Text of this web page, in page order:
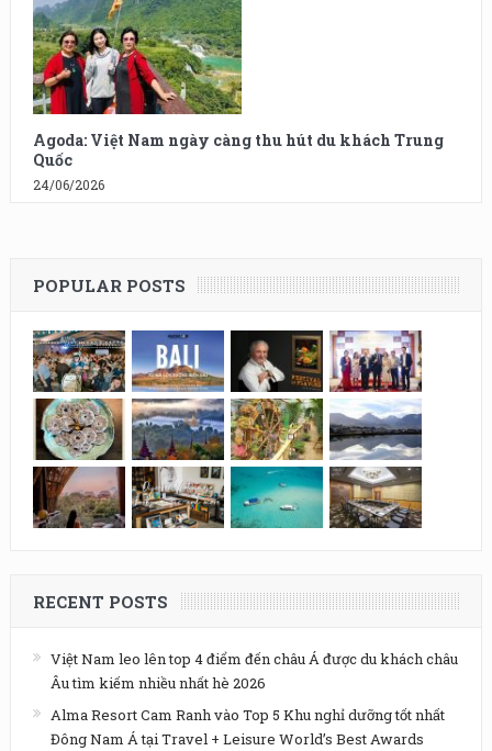
Agoda: Việt Nam ngày càng thu hút du khách Trung
Quốc
24/06/2026
POPULAR POSTS
RECENT POSTS
Việt Nam leo lên top 4 điểm đến châu Á được du khách châu
Âu tìm kiếm nhiều nhất hè 2026
Alma Resort Cam Ranh vào Top 5 Khu nghỉ dưỡng tốt nhất
Đông Nam Á tại Travel + Leisure World’s Best Awards